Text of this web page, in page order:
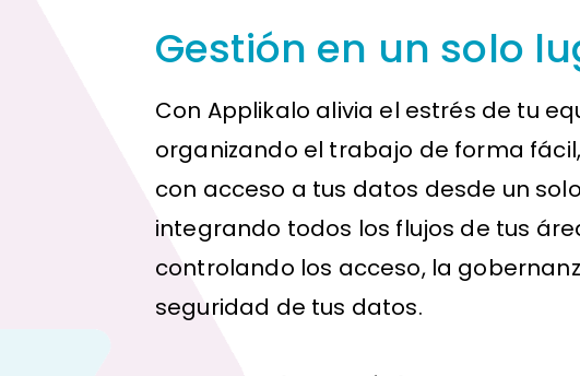
Gestión en un solo
Con Applikalo alivia el estrés de tu
organizando el trabajo de forma
con acceso a tus datos desde un
integrando todos los flujos de tus
controlando los acceso, la
seguridad de tus datos.